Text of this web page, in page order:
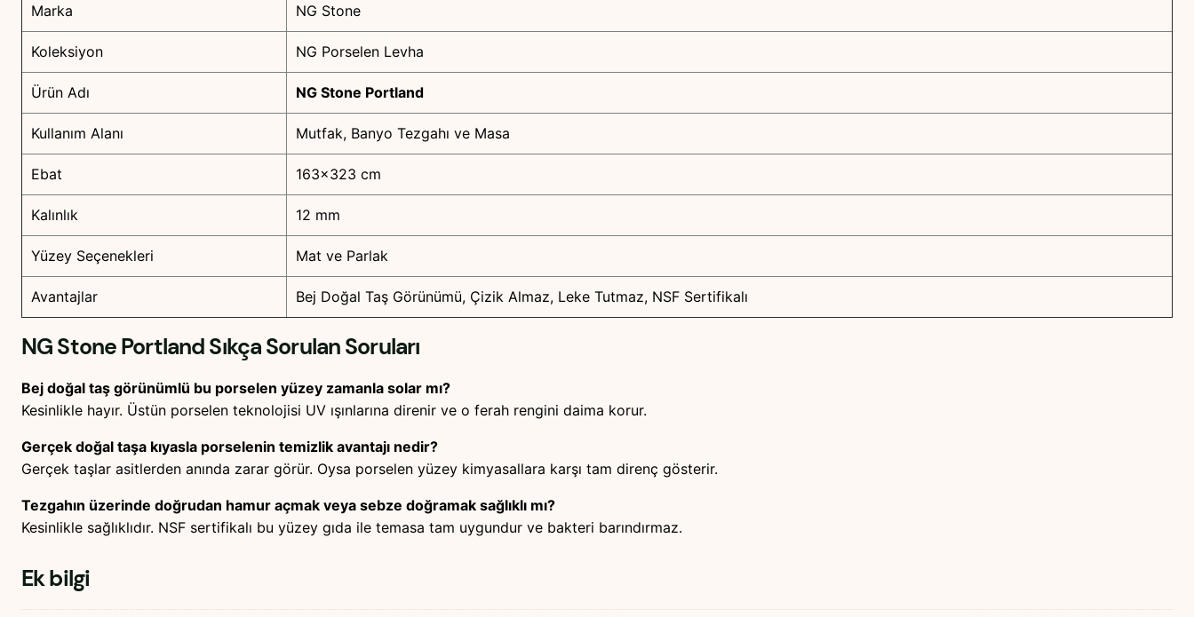
Marka NG Stone
Koleksiyon NG Porselen Levha
Ürün Adı NG Stone Portland
Kullanım Alanı Mutfak, Banyo Tezgahı ve Masa
Ebat 163×323 cm
Kalınlık 12 mm
Yüzey Seçenekleri Mat ve Parlak
Avantajlar Bej Doğal Taş Görünümü, Çizik Almaz, Leke Tutmaz, NSF Sertifikalı
NG Stone PortlandSıkça Sorulan Soruları
Bej doğal taş görünümlü bu porselen yüzey zamanla solar mı?
Kesinlikle hayır. Üstün porselen teknolojisi UV ışınlarına direnir ve o ferah rengini daima korur.
Gerçek doğal taşa kıyasla porselenin temizlik avantajı nedir?
Gerçek taşlar asitlerden anında zarar görür. Oysa porselen yüzey kimyasallara karşı tam direnç gösterir.
Tezgahın üzerinde doğrudan hamur açmak veya sebze doğramak sağlıklı mı?
Kesinlikle sağlıklıdır. NSF sertifikalı bu yüzey gıda ile temasa tam uygundur ve bakteri barındırmaz.
Ek bilgi